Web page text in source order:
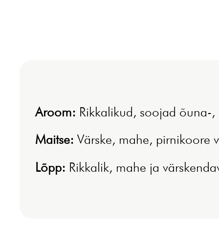
Aroom: Rikkalikud, soojad õuna-
Maitse: Värske, mahe, pirnikoore
Lõpp: Rikkalik, mahe ja